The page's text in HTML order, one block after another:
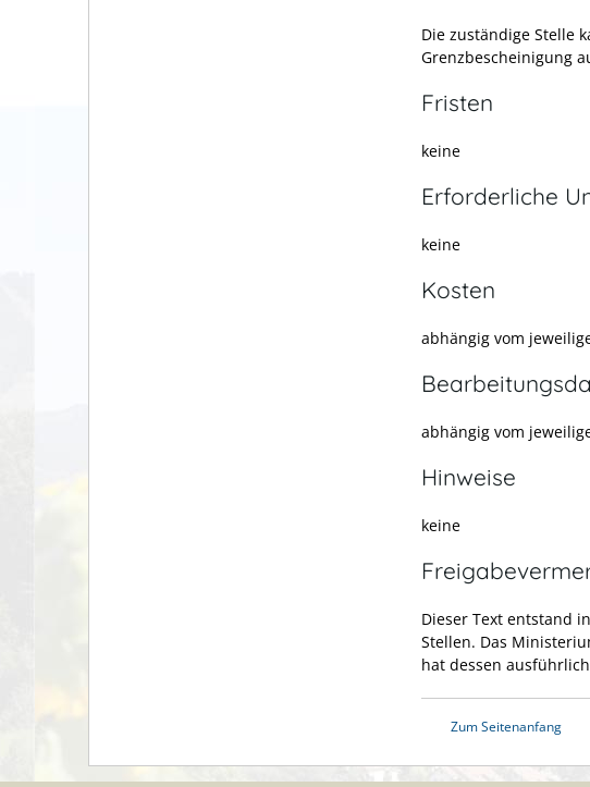
Die zuständige Stelle
Grenzbescheinigung
Fristen
keine
Erforderliche
keine
Kosten
abhängig vom
abhängig vom
Hinweise
keine
Dieser Text entstand
Stellen. Das
hat dessen
Zum Seitenanfang